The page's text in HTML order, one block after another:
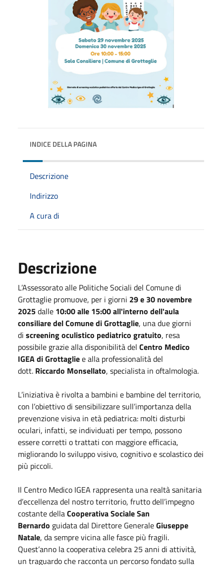
INDICE DELLA PAGINA
Descrizione
Indirizzo
A cura di
Descrizione
L’Assessorato alle Politiche Sociali del Comune di
Grottaglie promuove, per i giorni 29 e 30 novembre
2025dalle 10:00 alle 15:00 all'interno dell'aula
consiliare del Comune di Grottaglie, una due giorni
di screening oculistico pediatrico gratuito, resa
possibile grazie alla disponibilità del Centro Medico
IGEA di Grottagliee alla professionalità del
dott. Riccardo Monsellato, specialista in oftalmologia.
L’iniziativa è rivolta a bambini e bambine del territorio,
con l’obiettivo di sensibilizzare sull’importanza della
prevenzione visiva in età pediatrica: molti disturbi
oculari, infatti, se individuati per tempo, possono
essere corretti o trattati con maggiore efficacia,
migliorando lo sviluppo visivo, cognitivo e scolastico dei
più piccoli.
Il Centro Medico IGEA rappresenta una realtà sanitaria
d’eccellenza del nostro territorio, frutto dell’impegno
costante dellaCooperativa Sociale San
Bernardo guidata dal Direttore GeneraleGiuseppe
Natale, da sempre vicina alle fasce più fragili.
Quest’anno la cooperativa celebra 25 anni di attività,
un traguardo che racconta un percorso fondato sulla